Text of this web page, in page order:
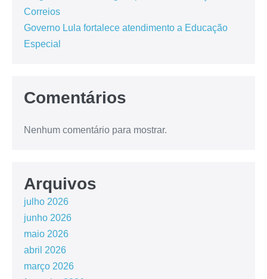
Correios
Governo Lula fortalece atendimento a Educação
Especial
Comentários
Nenhum comentário para mostrar.
Arquivos
julho 2026
junho 2026
maio 2026
abril 2026
março 2026